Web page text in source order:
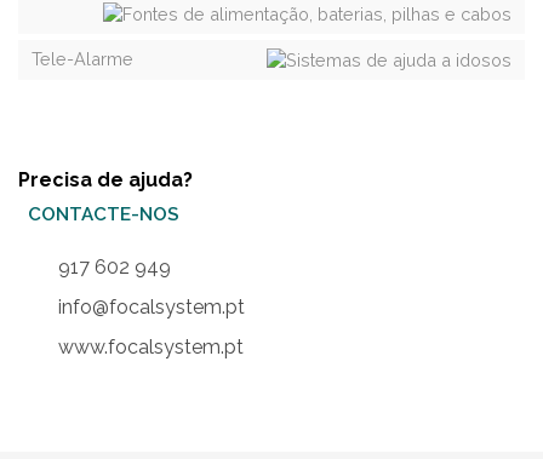
Tele-Alarme
Precisa de ajuda?
CONTACTE-NOS
917 602 949
info@focalsystem.pt
www.focalsystem.pt